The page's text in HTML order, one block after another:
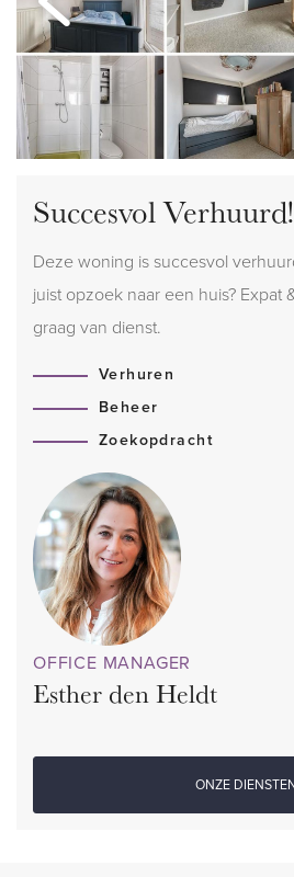
Succesvol Verhuurd!
Deze woning is succesvol
juist opzoek naar een huis? Expat
graag van dienst.
Verhuren
Beheer
Zoekopdracht
OFFICE MANAGER
Esther den Heldt
ONZE